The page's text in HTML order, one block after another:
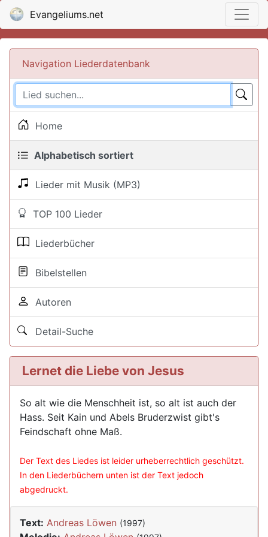
Evangeliums.net
Navigation Liederdatenbank
Home
Alphabetisch sortiert
Lieder mit Musik (MP3)
TOP 100 Lieder
Liederbücher
Bibelstellen
Autoren
Detail-Suche
Lernet die Liebe von Jesus
So alt wie die Menschheit ist, so alt ist auch der
Hass. Seit Kain und Abels Bruderzwist gibt's
Feindschaft ohne Maß.
Der Text des Liedes ist leider urheberrechtlich geschützt.
In den Liederbüchern unten ist der Text jedoch
abgedruckt.
Text: Andreas Löwen (1997)